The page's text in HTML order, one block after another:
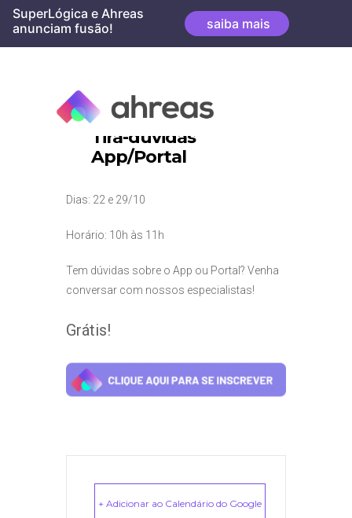
Skip
content
SuperLógica e Ahreas
anunciam fusão!
saiba mais
Tira-dúvidas
App/Portal
Dias: 22 e 29/10
Horário: 10h às 11h
Tem dúvidas sobre o App ou Portal? Venha
conversar com nossos especialistas!
Grátis!
+ Adicionar ao Calendário do Google